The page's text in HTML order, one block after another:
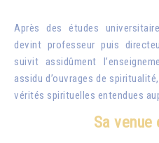
Après des études
devint professeur puis
suivit assidûment
assidu d’ouvrages de
vérités spirituelles entendues
Sa venue